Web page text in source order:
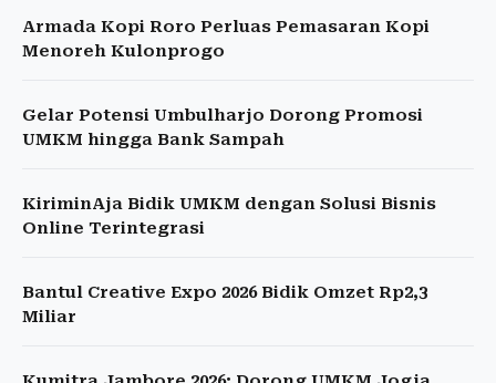
Armada Kopi Roro Perluas Pemasaran Kopi
Menoreh Kulonprogo
Gelar Potensi Umbulharjo Dorong Promosi
UMKM hingga Bank Sampah
KiriminAja Bidik UMKM dengan Solusi Bisnis
Online Terintegrasi
Bantul Creative Expo 2026 Bidik Omzet Rp2,3
Miliar